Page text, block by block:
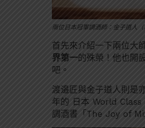
兩位日本冠軍調酒師：金子道人（
首先來介紹一下兩位大
界第一的殊榮！他也開
吧。
渡邉匠與金子道人則是
年的 日本 World Class
調酒書「The Joy of